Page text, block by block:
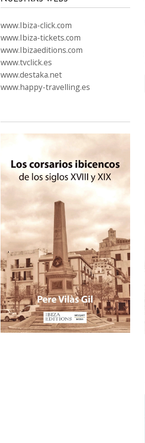
www.Ibiza-click.com
www.Ibiza-tickets.com
www.Ibizaeditions.com
www.tvclick.es
www.destaka.net
www.happy-travelling.es